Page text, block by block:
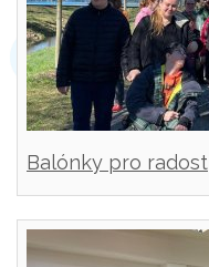
Balónky pro radost